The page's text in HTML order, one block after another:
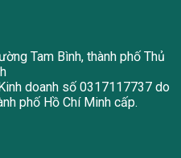
Tam Bình, thành phố Thủ
doanh số 0317117737 do
phố Hồ Chí Minh cấp.